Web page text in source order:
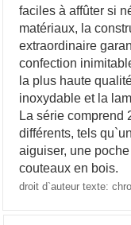
faciles à affûter si
matériaux, la
extraordinaire
confection
la plus haute
inoxydable et la
La série comprend
différents, tels
aiguiser, une
couteaux en bois.
droit d`auteur texte: